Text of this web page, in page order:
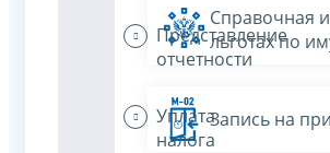
Представление
отчетности
Уплата
налога
Справочная
льготах по
Запись на